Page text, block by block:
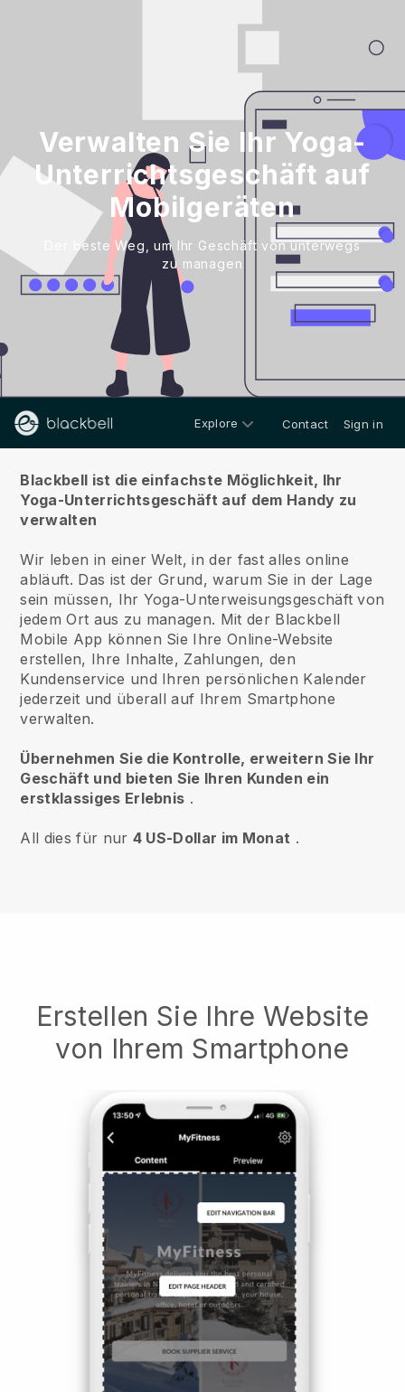
Verwalten Sie Ihr Yoga-
Unterrichtsgeschäft auf
Mobilgeräten
Der beste Weg, um Ihr Geschäft von unterwegs
zu managen
Explore Contact Sign in
Blackbell ist die einfachste Möglichkeit, Ihr
Yoga-Unterrichtsgeschäft auf dem Handy zu
verwalten
Wir leben in einer Welt, in der fast alles online
abläuft. Das ist der Grund, warum Sie in der Lage
sein müssen, Ihr Yoga-Unterweisungsgeschäft von
jedem Ort aus zu managen. Mit der Blackbell
Mobile App können Sie Ihre Online-Website
erstellen, Ihre Inhalte, Zahlungen, den
Kundenservice und Ihren persönlichen Kalender
jederzeit und überall auf Ihrem Smartphone
verwalten.
Übernehmen Sie die Kontrolle, erweitern Sie Ihr
Geschäft und bieten Sie Ihren Kunden ein
erstklassiges Erlebnis .
All dies für nur 4 US-Dollar im Monat .
Erstellen Sie Ihre Website
von Ihrem Smartphone